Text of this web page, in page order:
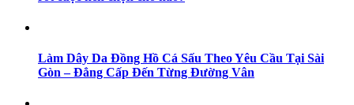
Làm Dây Da Đồng Hồ Cá Sấu Theo Yêu Cầu Tại Sài
Gòn – Đẳng Cấp Đến Từng Đường Vân